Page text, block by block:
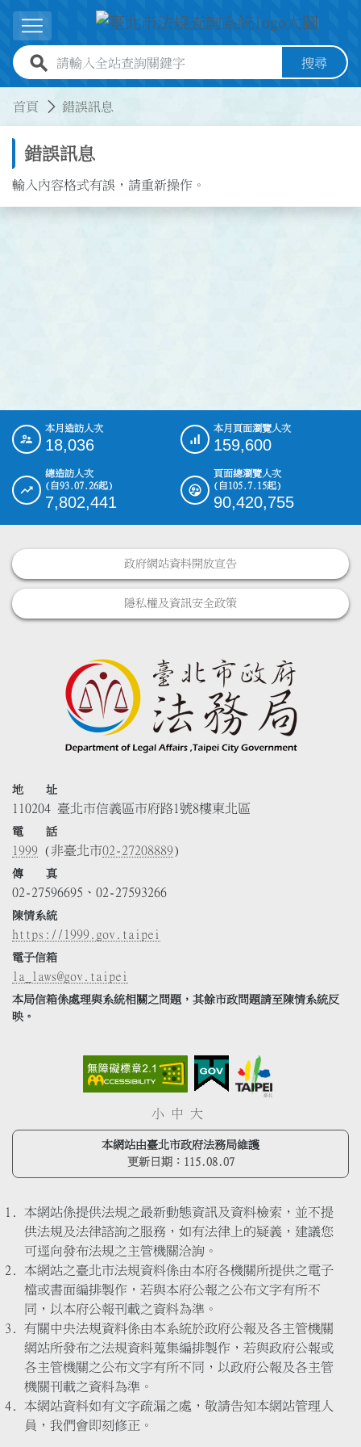
跳到主要內容
展開選單
全站查詢關鍵字欄位 搜尋
首頁 錯誤訊息
錯誤訊息
輸入內容格式有誤，請重新操作。
::: 本月造訪人次
18,036
本月頁面瀏覽人次
159,600
總造訪人次
(自93.07.26起)
7,802,441
頁面總瀏覽人次
(自105.7.15起)
90,420,755
政府網站資料開放宣告
隱私權及資訊安全政策
地 址
110204 臺北市信義區市府路1號8樓東北區
電 話
1999 (非臺北市02-27208889)
傳 真
02-27596695、02-27593266
陳情系統
https://1999.gov.taipei
電子信箱
la_laws@gov.taipei
本局信箱係處理與系統相關之問題，其餘市政問題請至陳情系統反
映。
小 中 大
本網站由臺北市政府法務局維護
更新日期： 115.08.07
本網站係提供法規之最新動態資訊及資料檢索，並不提
供法規及法律諮詢之服務，如有法律上的疑義，建議您
可逕向發布法規之主管機關洽詢。
本網站之臺北市法規資料係由本府各機關所提供之電子
檔或書面編排製作，若與本府公報之公布文字有所不
同，以本府公報刊載之資料為準。
有關中央法規資料係由本系統於政府公報及各主管機關
網站所發布之法規資料蒐集編排製作，若與政府公報或
各主管機關之公布文字有所不同，以政府公報及各主管
機關刊載之資料為準。
本網站資料如有文字疏漏之處，敬請告知本網站管理人
員，我們會即刻修正。